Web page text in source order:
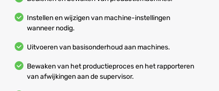
Instellen en wijzigen van machine-instellingen
wanneer nodig.
Uitvoeren van basisonderhoud aan machines.
Bewaken van het productieproces en het rapporteren
van afwijkingen aan de supervisor.